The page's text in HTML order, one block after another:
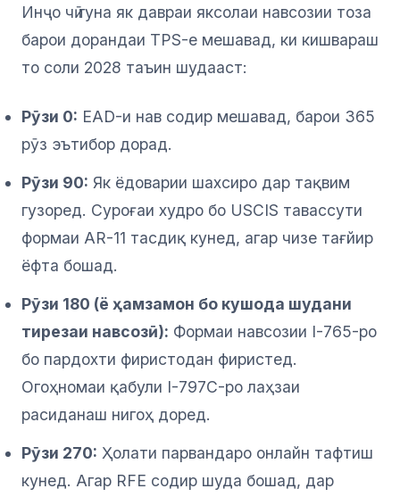
Инҷо чӣ гуна як давраи яксолаи навсозии тоза
барои дорандаи TPS-е мешавад, ки кишвараш
то соли 2028 таъин шудааст:
Рӯзи 0: EAD-и нав содир мешавад, барои 365
рӯз эътибор дорад.
Рӯзи 90: Як ёдоварии шахсиро дар тақвим
гузоред. Суроғаи худро бо USCIS тавассути
формаи AR-11 тасдиқ кунед, агар чизе тағйир
ёфта бошад.
Рӯзи 180 (ё ҳамзамон бо кушода шудани
тирезаи навсозӣ): Формаи навсозии I-765-ро
бо пардохти фиристодан фиристед.
Огоҳномаи қабули I-797C-ро лаҳзаи
расиданаш нигоҳ доред.
Рӯзи 270: Ҳолати парвандаро онлайн тафтиш
кунед. Агар RFE содир шуда бошад, дар